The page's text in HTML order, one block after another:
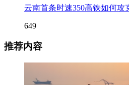
云南首条时速350高铁如何攻
649
推荐内容